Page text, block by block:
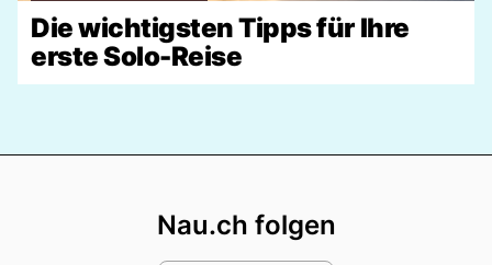
Die wichtigsten Tipps für Ihre
erste Solo-Reise
Nau.ch folgen